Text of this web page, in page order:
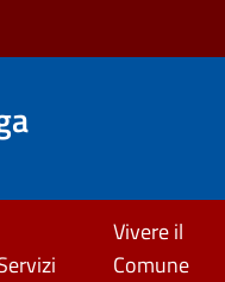
Vivere il
Comune